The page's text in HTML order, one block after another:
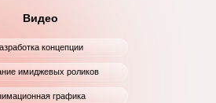
Видео
концепции
графика
имиджевых роликов